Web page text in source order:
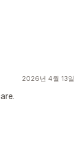
2026년 4월 13일